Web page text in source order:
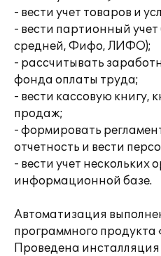
- вести учет товаров и
- вести партионный
средней, Фифо, ЛИФО);
- рассчитывать
фонда оплаты труда;
- вести кассовую книгу,
продаж;
- формировать
отчетность и вести
- вести учет нескольких
информационной базе.
Автоматизация
программного продукта
Проведена